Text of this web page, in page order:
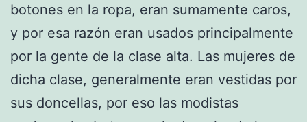
botones en la ropa, eran sumamente caros,
y por esa razón eran usados principalmente
por la gente de la clase alta. Las mujeres de
dicha clase, generalmente eran vestidas por
sus doncellas, por eso las modistas